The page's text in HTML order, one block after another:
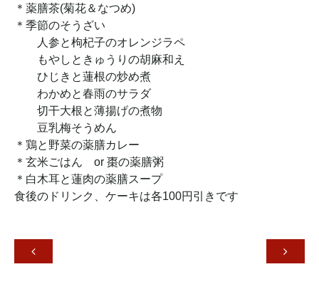
＊薬膳茶(菊花＆なつめ)
＊季節のそうざい
人参と枸杞子のオレンジラペ
もやしときゅうりの胡麻和え
ひじきと蓮根の炒め煮
わかめと春雨のサラダ
切干大根と薄揚げの煮物
豆乳梅そうめん
＊鶏と野菜の薬膳カレー
＊玄米ごはん or 棗の薬膳粥
＊白木耳と蓮肉の薬膳スープ
食後のドリンク、ケーキは各100円引きです
 